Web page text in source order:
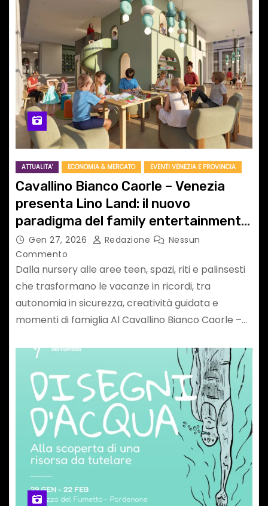
ATTUALITA' ECONOMIA & MERCATO EVENTI VENEZIA E PROVINCIA
Cavallino Bianco Caorle – Venezia
presenta Lino Land: il nuovo
paradigma del family entertainment
al mare
Gen 27, 2026 Redazione
Nessun
Commento
Dalla nursery alle aree teen, spazi, riti e palinsesti
che trasformano le vacanze in ricordi, tra
autonomia in sicurezza, creatività guidata e
momenti di famiglia Al Cavallino Bianco Caorle –…